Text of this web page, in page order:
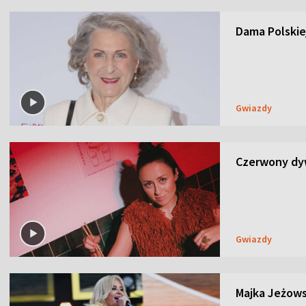
Dama
Gwiazdy
Czerwony
Gwiazdy
Majka